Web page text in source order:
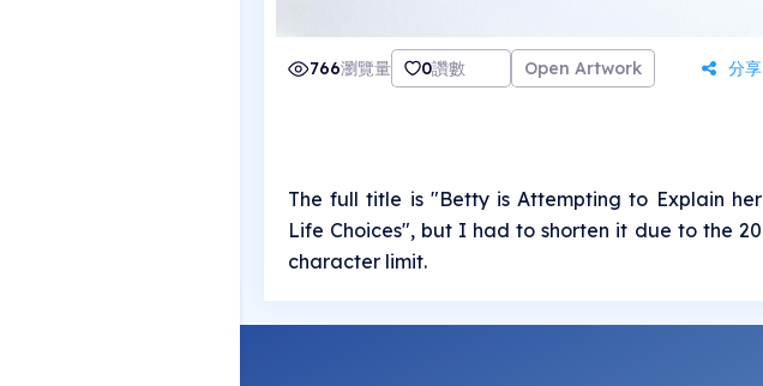
766瀏覽量 0讚數 Open Artwork 分享
The full title is "Betty is Attempting to Explain her
Life Choices", but I had to shorten it due to the 20
character limit.